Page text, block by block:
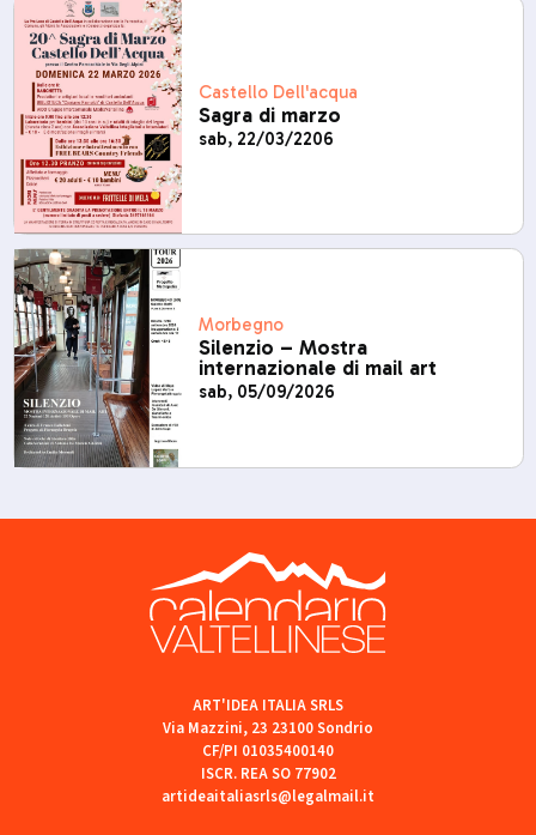
Castello Dell'acqua
Sagra di marzo
sab, 22/03/2206
Morbegno
Silenzio – Mostra
internazionale di mail art
sab, 05/09/2026
ART'IDEA ITALIA SRLS
Via Mazzini, 23 23100 Sondrio
CF/PI 01035400140
ISCR. REA SO 77902
artideaitaliasrls@legalmail.it